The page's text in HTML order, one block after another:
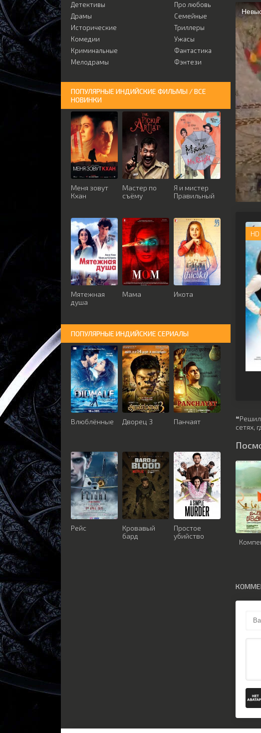
HD
сетях,
Детективы
Драмы
Исторические
Комедии
Криминальные
Мелодрамы
Про любовь
Семейные
Триллеры
Ужасы
Фантастика
Фэнтези
ПОПУЛЯРНЫЕ ИНДИЙСКИЕ ФИЛЬМЫ / ВСЕ
НОВИНКИ
Меня зовут
Кхан
Мастер по
съёму
Я и мистер
Правильный
Мятежная
душа
Мама Икота
ПОПУЛЯРНЫЕ ИНДИЙСКИЕ СЕРИАЛЫ
Влюблённые Дворец 3 Панчаят
Рейс
Кровавый
бард
Простое
убийство